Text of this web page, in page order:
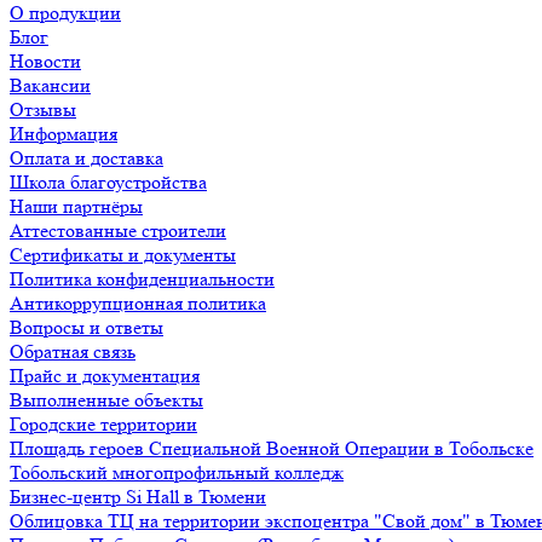
О продукции
Блог
Новости
Вакансии
Отзывы
Информация
Оплата и доставка
Школа благоустройства
Наши партнёры
Аттестованные строители
Сертификаты и документы
Политика конфиденциальности
Антикоррупционная политика
Вопросы и ответы
Обратная связь
Прайс и документация
Выполненные объекты
Городские территории
Площадь героев Специальной Военной Операции в Тобольске
Тобольский многопрофильный колледж
Бизнес-центр Si Hall в Тюмени
Облицовка ТЦ на территории экспоцентра "Свой дом" в